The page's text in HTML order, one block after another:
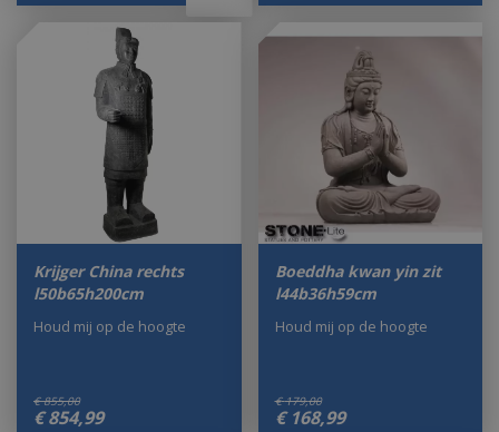
Krijger China rechts
l50b65h200cm
€ 855,00
€ 854,99
Houd mij op de hoogte
Boeddha kwan yin zit
l44b36h59cm
€ 179,00
€ 168,99
Houd mij op de hoogte